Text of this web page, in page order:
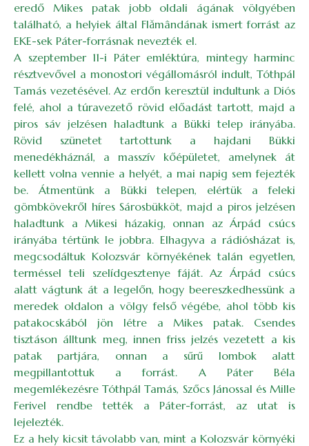
eredő Mikes patak jobb oldali ágának völgyében
található, a helyiek által Flămândának ismert forrást az
EKE-sek Páter-forrásnak nevezték el.
A szeptember 11-i Páter emléktúra, mintegy harminc
résztvevővel a monostori végállomásról indult, Tóthpál
Tamás vezetésével. Az erdőn keresztül indultunk a Diós
felé, ahol a túravezető rövid előadást tartott, majd a
piros sáv jelzésen haladtunk a Bükki telep irányába.
Rövid szünetet tartottunk a hajdani Bükki
menedékháznál, a masszív kőépületet, amelynek át
kellett volna vennie a helyét, a mai napig sem fejezték
be. Átmentünk a Bükki telepen, elértük a feleki
gömbkövekről híres Sárosbükköt, majd a piros jelzésen
haladtunk a Mikesi házakig, onnan az Árpád csúcs
irányába tértünk le jobbra. Elhagyva a rádiósházat is,
megcsodáltuk Kolozsvár környékének talán egyetlen,
terméssel teli szelídgesztenye fáját. Az Árpád csúcs
alatt vágtunk át a legelőn, hogy beereszkedhessünk a
meredek oldalon a völgy felső végébe, ahol több kis
patakocskából jön létre a Mikes patak. Csendes
tisztáson álltunk meg, innen friss jelzés vezetett a kis
patak partjára, onnan a sűrű lombok alatt
megpillantottuk a forrást. A Páter Béla
megemlékezésre Tóthpál Tamás, Szőcs Jánossal és Mille
Ferivel rendbe tették a Páter-forrást, az utat is
lejelezték.
Ez a hely kicsit távolabb van, mint a Kolozsvár környéki